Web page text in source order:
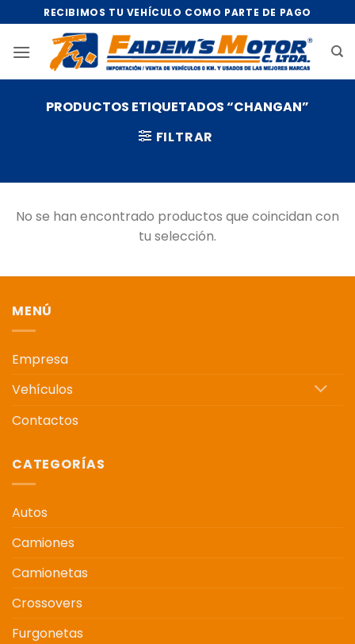
al
contenido
RECIBIMOS TU VEHÍCULO COMO PARTE DE PAGO
PRODUCTOS ETIQUETADOS “CHANGAN”
FILTRAR
No se han encontrado productos que coincidan con
tu selección.
MENÚ
Empresa
Vehículos
Contactos
CATEGORÍAS
Autos
Camiones
Camionetas
Crossovers
Furgonetas